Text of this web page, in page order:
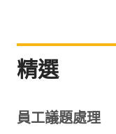
精選
員工議題處理